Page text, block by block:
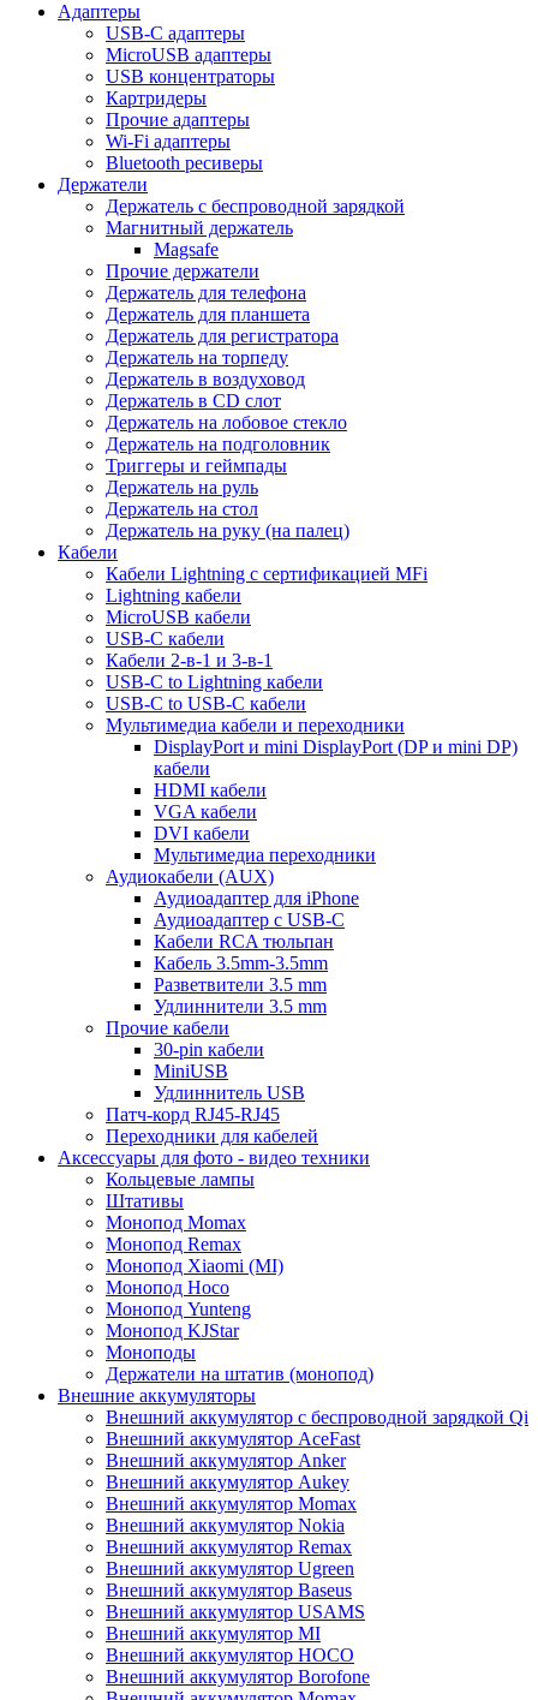
Адаптеры
USB-C адаптеры
MicroUSB адаптеры
USB концентраторы
Картридеры
Прочие адаптеры
Wi-Fi адаптеры
Bluetooth ресиверы
Держатели
Держатель с беспроводной зарядкой
Магнитный держатель
Magsafe
Прочие держатели
Держатель для телефона
Держатель для планшета
Держатель для регистратора
Держатель на торпеду
Держатель в воздуховод
Держатель в CD слот
Держатель на лобовое стекло
Держатель на подголовник
Триггеры и геймпады
Держатель на руль
Держатель на стол
Держатель на руку (на палец)
Кабели
Кабели Lightning с сертификацией MFi
Lightning кабели
MicroUSB кабели
USB-C кабели
Кабели 2-в-1 и 3-в-1
USB-C to Lightning кабели
USB-C to USB-C кабели
Мультимедиа кабели и переходники
DisplayPort и mini DisplayPort (DP и mini DP)
кабели
HDMI кабели
VGA кабели
DVI кабели
Мультимедиа переходники
Аудиокабели (AUX)
Аудиоадаптер для iPhone
Аудиоадаптер с USB-C
Кабели RCA тюльпан
Кабель 3.5mm-3.5mm
Разветвители 3.5 mm
Удлиннители 3.5 mm
Прочие кабели
30-pin кабели
MiniUSB
Удлиннитель USB
Патч-корд RJ45-RJ45
Переходники для кабелей
Аксессуары для фото - видео техники
Кольцевые лампы
Штативы
Монопод Momax
Монопод Remax
Монопод Xiaomi (MI)
Монопод Hoco
Монопод Yunteng
Монопод KJStar
Моноподы
Держатели на штатив (монопод)
Внешние аккумуляторы
Внешний аккумулятор с беспроводной зарядкой Qi
Внешний аккумулятор AceFast
Внешний аккумулятор Anker
Внешний аккумулятор Aukey
Внешний аккумулятор Momax
Внешний аккумулятор Nokia
Внешний аккумулятор Remax
Внешний аккумулятор Ugreen
Внешний аккумулятор Baseus
Внешний аккумулятор USAMS
Внешний аккумулятор MI
Внешний аккумулятор HOCO
Внешний аккумулятор Borofone